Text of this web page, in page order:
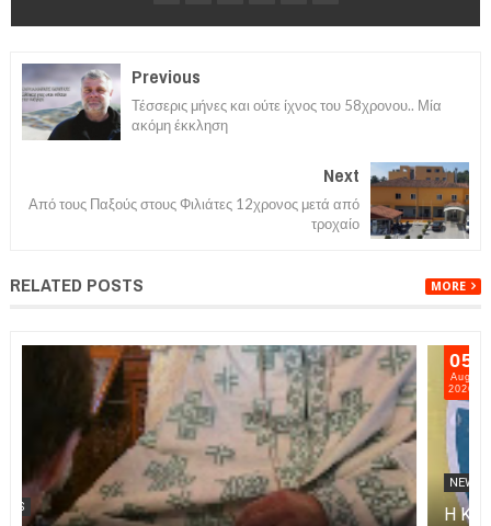
Previous
Τέσσερις μήνες και ούτε ίχνος του 58χρονου.. Μία
ακόμη έκκληση
Next
Από τους Παξούς στους Φιλιάτες 12χρονος μετά από
τροχαίο
RELATED POSTS MORE
NEWS